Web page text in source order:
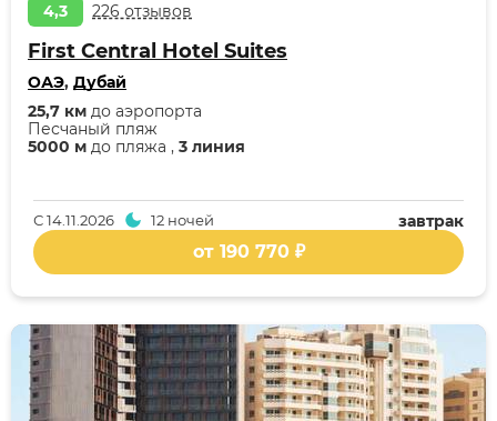
4,3 226 отзывов
First Central Hotel Suites
ОАЭ, Дубай
5000 м до пляжа , 3 линия
Песчаный пляж
25,7 км до аэропорта
завтрак
С14.11.2026 12 ночей
от 190 770 ₽